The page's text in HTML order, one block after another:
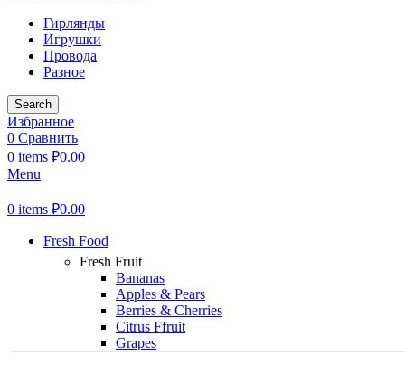
Гирлянды
Игрушки
Провода
Разное
Search
Избранное
0 Сравнить
0 items ₽0.00
Menu
0 items ₽0.00
Fresh Food
Fresh Fruit
Bananas
Apples & Pears
Berries & Cherries
Citrus Ffruit
Grapes